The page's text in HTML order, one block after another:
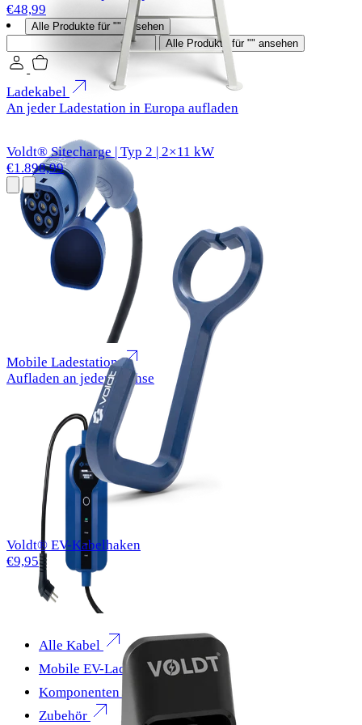
€48,99
Alle Produkte für "" ansehen
Alle Produkte für "" ansehen
Ladekabel
An jeder Ladestation in Europa aufladen
Mobile Ladestation
Aufladen an jeder Buchse
Alle Kabel
Mobile EV-Ladegeräte
Komponenten
Zubehör
Voldt® Sitecharge | Typ 2 | 2×11 kW
€1.898,99
Voldt® EV-Kabelhaken
€9,95